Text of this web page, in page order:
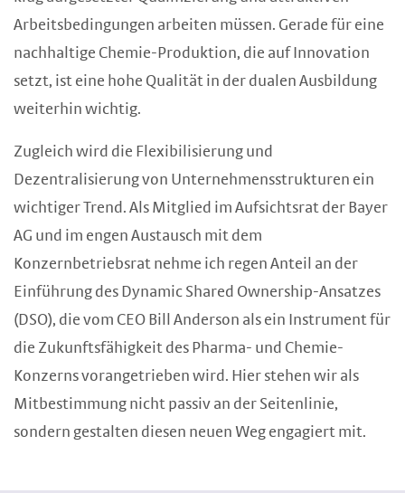
Arbeitsbedingungen arbeiten müssen. Gerade für eine
nachhaltige Chemie-Produktion, die auf Innovation
setzt, ist eine hohe Qualität in der dualen Ausbildung
weiterhin wichtig.
Zugleich wird die Flexibilisierung und
Dezentralisierung von Unternehmensstrukturen ein
wichtiger Trend. Als Mitglied im Aufsichtsrat der Bayer
AG und im engen Austausch mit dem
Konzernbetriebsrat nehme ich regen Anteil an der
Einführung des Dynamic Shared Ownership-Ansatzes
(DSO), die vom CEO Bill Anderson als ein Instrument für
die Zukunftsfähigkeit des Pharma- und Chemie-
Konzerns vorangetrieben wird. Hier stehen wir als
Mitbestimmung nicht passiv an der Seitenlinie,
sondern gestalten diesen neuen Weg engagiert mit.